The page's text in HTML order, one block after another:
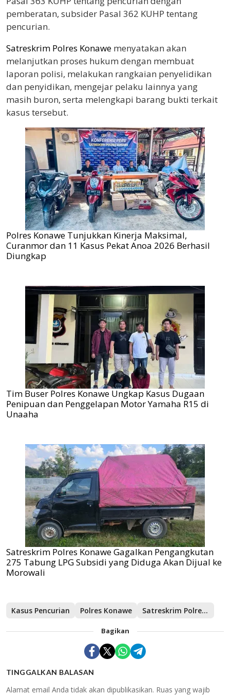
pemberatan, subsider Pasal 362 KUHP tentang
pencurian.
Satreskrim Polres Konawe menyatakan akan
melanjutkan proses hukum dengan membuat
laporan polisi, melakukan rangkaian penyelidikan
dan penyidikan, mengejar pelaku lainnya yang
masih buron, serta melengkapi barang bukti terkait
kasus tersebut.
Polres Konawe Tunjukkan Kinerja Maksimal,
Curanmor dan 11 Kasus Pekat Anoa 2026 Berhasil
Diungkap
Tim Buser Polres Konawe Ungkap Kasus Dugaan
Penipuan dan Penggelapan Motor Yamaha R15 di
Unaaha
Satreskrim Polres Konawe Gagalkan Pengangkutan
275 Tabung LPG Subsidi yang Diduga Akan Dijual ke
Morowali
Kasus Pencurian Polres Konawe Satreskrim Polres Konawe
Bagikan
TINGGALKAN BALASAN
Alamat email Anda tidak akan dipublikasikan. Ruas yang wajib